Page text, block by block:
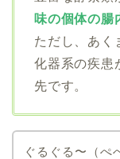
味の個体の腸
ただし、あく
化器系の疾患
先です。
ぐるぐる〜（ぺ